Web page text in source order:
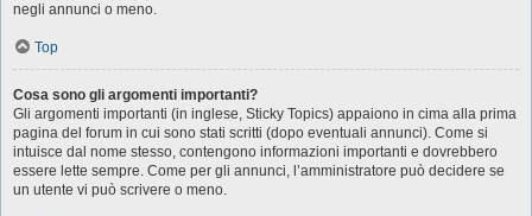
negli annunci o meno.
Top
Cosa sono gli argomenti importanti?
Gli argomenti importanti (in inglese, Sticky Topics) appaiono in cima alla prima
pagina del forum in cui sono stati scritti (dopo eventuali annunci). Come si
intuisce dal nome stesso, contengono informazioni importanti e dovrebbero
essere lette sempre. Come per gli annunci, l’amministratore può decidere se
un utente vi può scrivere o meno.